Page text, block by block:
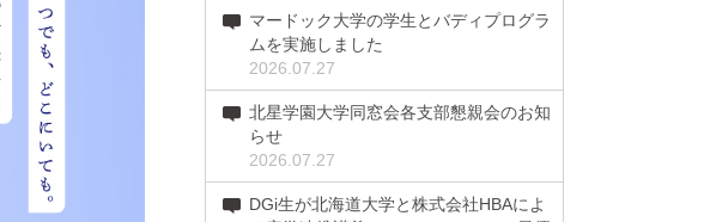
マードック大学の学生とバディプログラ
ムを実施しました
2026.07.27
北星学園大学同窓会各支部懇親会のお知
らせ
2026.07.27
DGi生が北海道大学と株式会社HBAによ